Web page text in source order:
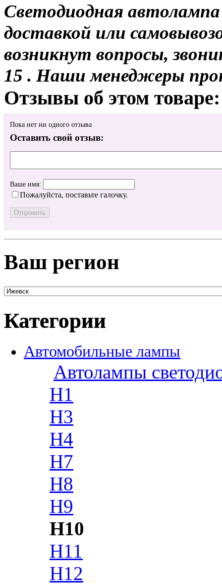
Светодиодная
доставкой или
возникнут вопросы,
15 . Наши менеджеры
Отзывы об этом товаре:
Пока нет ни одного отзыва
Оставить свой отзыв:
Ваше имя:
Пожалуйста, поставьте галочку.
Ваш регион
Категории
Автомобильные лампы
Автолампы
H1
H3
H4
H7
H8
H9
H10
H11
H12